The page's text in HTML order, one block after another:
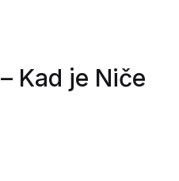
– Kad je Niče